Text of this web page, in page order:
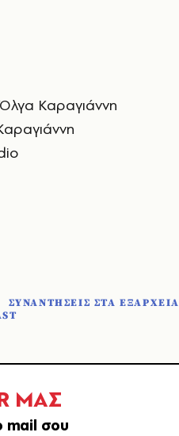
Καραγιάννη
ΣΥΝΑΝΤΗΣΕΙΣ ΣΤΑ
ΜΑΣ
mail σου